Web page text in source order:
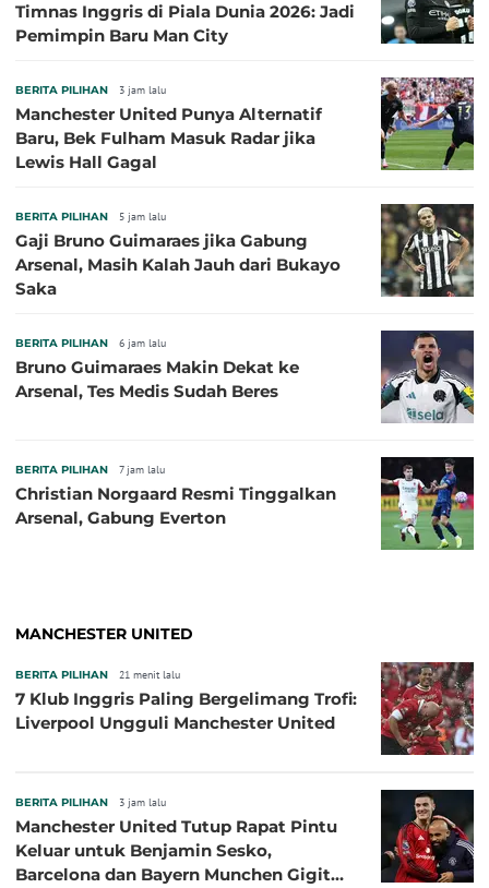
Timnas Inggris di Piala Dunia 2026: Jadi
Pemimpin Baru Man City
BERITA PILIHAN 3 jam lalu
Manchester United Punya Alternatif
Baru, Bek Fulham Masuk Radar jika
Lewis Hall Gagal
BERITA PILIHAN 5 jam lalu
Gaji Bruno Guimaraes jika Gabung
Arsenal, Masih Kalah Jauh dari Bukayo
Saka
BERITA PILIHAN 6 jam lalu
Bruno Guimaraes Makin Dekat ke
Arsenal, Tes Medis Sudah Beres
BERITA PILIHAN 7 jam lalu
Christian Norgaard Resmi Tinggalkan
Arsenal, Gabung Everton
MANCHESTER UNITED
BERITA PILIHAN 21 menit lalu
7 Klub Inggris Paling Bergelimang Trofi:
Liverpool Ungguli Manchester United
BERITA PILIHAN 3 jam lalu
Manchester United Tutup Rapat Pintu
Keluar untuk Benjamin Sesko,
Barcelona dan Bayern Munchen Gigit